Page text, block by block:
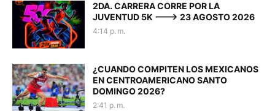
2DA. CARRERA CORRE POR LA
JUVENTUD 5K ---> 23 AGOSTO 2026
4:14 p. m.
¿CUANDO COMPITEN LOS MEXICANOS
EN CENTROAMERICANO SANTO
DOMINGO 2026?
2:41 p. m.